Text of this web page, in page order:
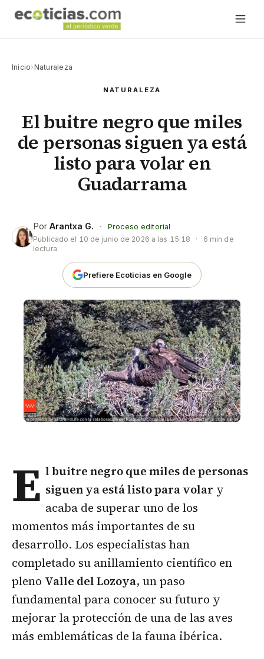
Inicio› Naturaleza
NATURALEZA
El buitre negro que miles
de personas siguen ya está
listo para volar en
Guadarrama
Por Arantxa G. ·
Proceso editorial
Publicado el 10 de junio de 2026 a las 15:18 ·
6 min de
lectura
Prefiere Ecoticias en Google
E lbuitre negroque miles de personas
siguen ya está listo para volar y
acaba de superar uno de los
momentos más importantes de su
desarrollo. Los especialistas han
completado su anillamiento científico en
pleno Valle del Lozoya, un paso
fundamental para conocer su futuro y
mejorar la protección de una de las aves
más emblemáticas de la fauna ibérica.